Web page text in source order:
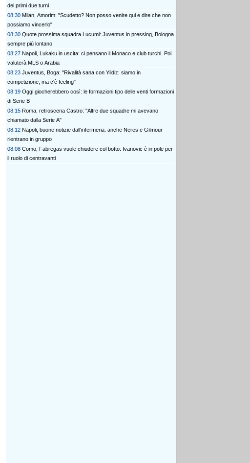
dei primi due turni
08:30 Milan, Amorim: "Scudetto? Non posso venire qui e dire che non
possiamo vincerlo"
08:30 Quote prossima squadra Lucumi: Juventus in pressing, Bologna
sempre più lontano
08:27 Napoli, Lukaku in uscita: ci pensano il Monaco e club turchi. Poi
valuterà MLS o Arabia
08:23 Juventus, Boga: "Rivalità sana con Yildiz: siamo in
competizione, ma c'è feeling"
08:19 Oggi giocherebbero così: le formazioni tipo delle venti formazioni
di Serie B
08:15 Roma, retroscena Castro: "Altre due squadre mi avevano
chiamato dalla Serie A"
08:12 Napoli, buone notizie dall'infermeria: anche Neres e Gilmour
rientrano in gruppo
08:08 Como, Fabregas vuole chiudere col botto: Ivanovic è in pole per
il ruolo di centravanti